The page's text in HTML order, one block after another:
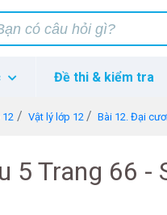
Đề thi & kiểm tra
12 Vật lý lớp 12 Bài 12. Đại
5 Trang 66 -